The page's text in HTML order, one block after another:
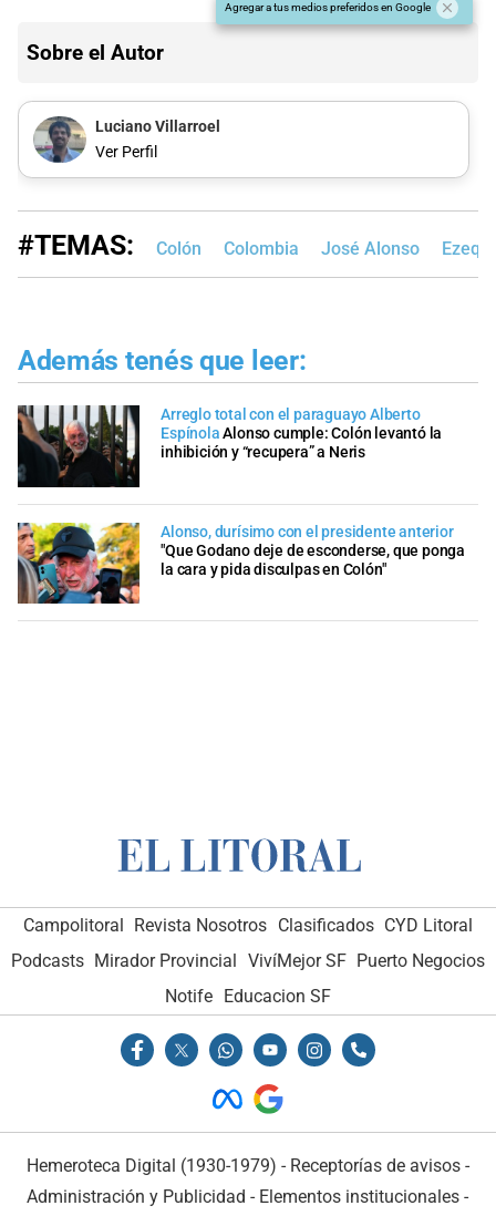
Agregar a tus medios preferidos en Google
Sobre el Autor
Luciano Villarroel
Ver Perfil
#TEMAS: Colón Colombia José Alonso
Además tenés que leer:
Arreglo total con el paraguayo Alberto
Espínola Alonso cumple: Colón levantó la
inhibición y “recupera” a Neris
Alonso, durísimo con el presidente anterior
"Que Godano deje de esconderse, que ponga
la cara y pida disculpas en Colón"
Campolitoral Revista Nosotros Clasificados CYD Litoral
Podcasts Mirador Provincial VivíMejor SF Puerto Negocios
Notife Educacion SF
Hemeroteca Digital (1930-1979) - Receptorías de avisos -
Administración y Publicidad - Elementos institucionales -